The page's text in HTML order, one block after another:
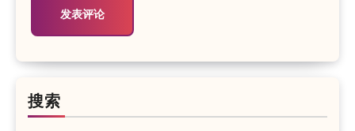
搜索